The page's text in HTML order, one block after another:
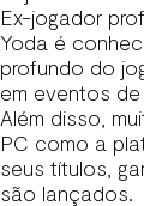
Ex-jogador
Yoda é
profundo do
em eventos
Além disso,
PC como a
seus títulos,
são lançados.